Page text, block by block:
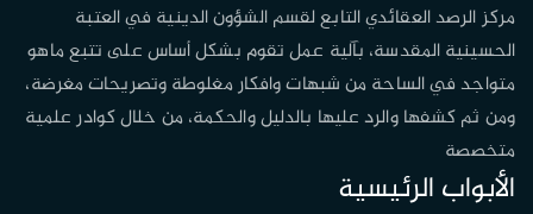
مركز الرصد العقائدي التابع لقسم الشؤون الدينية في العتبة
الحسينية المقدسة، بآلية عمل تقوم بشكل أساس على تتبع ماهو
متواجد في الساحة من شبهات وافكار مغلوطة وتصريحات مغرضة،
ومن ثم كشفها والرد عليها بالدليل والحكمة، من خلال كوادر علمية
متخصصة
الأبواب الرئيسية